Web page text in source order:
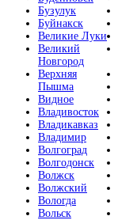
Бузулук
Буйнакск
Великие Луки
Великий
Новгород
Верхняя
Пышма
Видное
Владивосток
Владикавказ
Владимир
Волгоград
Волгодонск
Волжск
Волжский
Вологда
Вольск